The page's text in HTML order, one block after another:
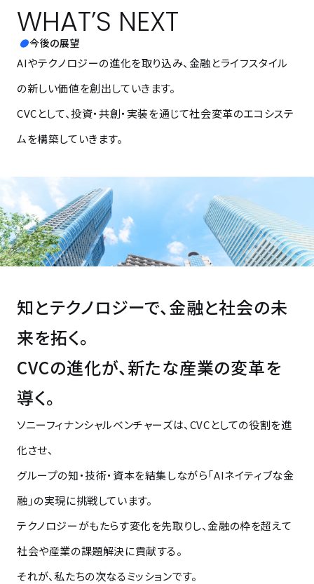
WHAT’S NEXT
今後の展望
AIやテクノロジーの進化を取り込み、金融とライフスタイル
の新しい価値を創出していきます。
CVCとして、投資・共創・実装を通じて社会変革のエコシステ
ムを構築していきます。
知とテクノロジーで、金融と社会の未
来を拓く。
CVCの進化が、新たな産業の変革を
導く。
ソニーフィナンシャルベンチャーズは、CVCとしての役割を進
化させ、
グループの知・技術・資本を結集しながら「AIネイティブな金
融」の実現に挑戦しています。
テクノロジーがもたらす変化を先取りし、金融の枠を超えて
社会や産業の課題解決に貢献する。
それが、私たちの次なるミッションです。